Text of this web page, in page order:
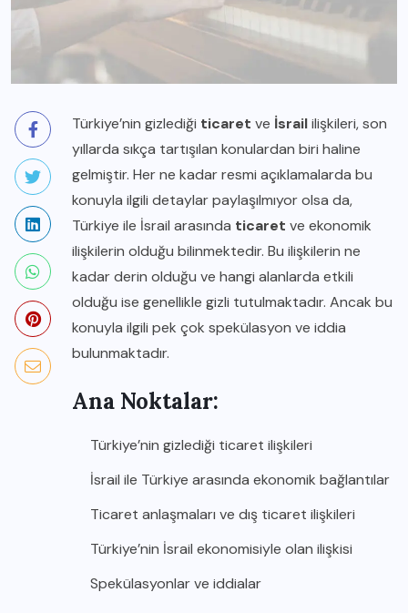
Türkiye’nin gizlediği ticaret ve İsraililişkileri, son
yıllarda sıkça tartışılan konulardan biri haline
gelmiştir. Her ne kadar resmi açıklamalarda bu
konuyla ilgili detaylar paylaşılmıyor olsa da,
Türkiye ile İsrail arasında ticaret ve ekonomik
ilişkilerin olduğu bilinmektedir. Bu ilişkilerin ne
kadar derin olduğu ve hangi alanlarda etkili
olduğu ise genellikle gizli tutulmaktadır. Ancak bu
konuyla ilgili pek çok spekülasyon ve iddia
bulunmaktadır.
Ana Noktalar:
Türkiye’nin gizlediği ticaret ilişkileri
İsrail ile Türkiye arasında ekonomik bağlantılar
Ticaret anlaşmaları ve dış ticaret ilişkileri
Türkiye’nin İsrail ekonomisiyle olan ilişkisi
Spekülasyonlar ve iddialar